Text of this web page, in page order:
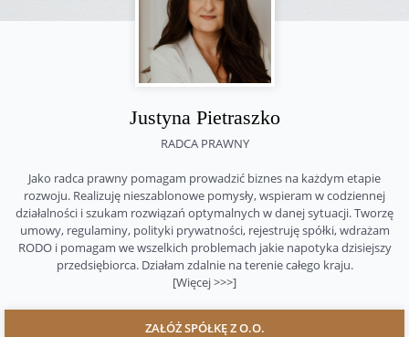
Justyna Pietraszko
RADCA PRAWNY
Jako radca prawny pomagam prowadzić biznes na każdym etapie
rozwoju. Realizuję nieszablonowe pomysły, wspieram w codziennej
działalności i szukam rozwiązań optymalnych w danej sytuacji. Tworzę
umowy, regulaminy, polityki prywatności, rejestruję spółki, wdrażam
RODO i pomagam we wszelkich problemach jakie napotyka dzisiejszy
przedsiębiorca. Działam zdalnie na terenie całego kraju.
[Więcej >>>]
ZAŁÓŻ SPÓŁKĘ Z O.O.